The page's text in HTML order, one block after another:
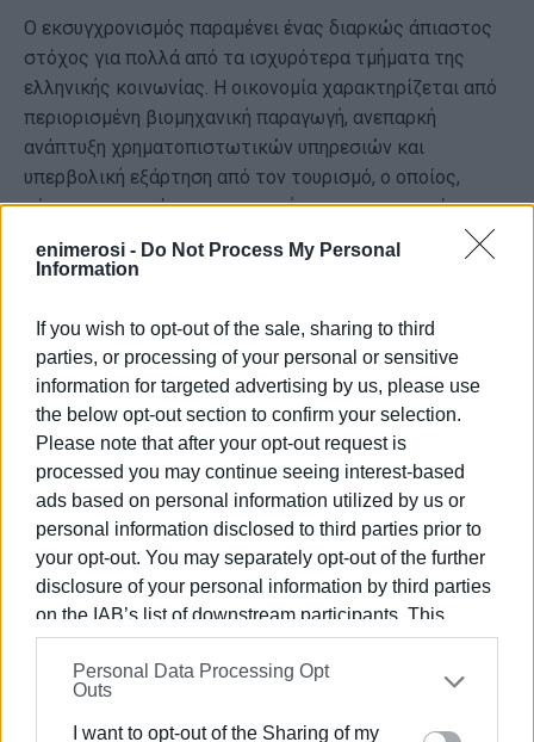
enimerosi - Do Not Process My Personal
Information
If you wish to opt-out of the sale, sharing to third
parties, or processing of your personal or sensitive
information for targeted advertising by us, please use
the below opt-out section to confirm your selection.
Please note that after your opt-out request is
processed you may continue seeing interest-based
ads based on personal information utilized by us or
personal information disclosed to third parties prior to
your opt-out. You may separately opt-out of the further
disclosure of your personal information by third parties
on the IAB’s list of downstream participants. This
information may also be disclosed by us to third parties
on theIAB’s List of Downstream Participants
that may
further disclose it to other third parties.
Personal Data Processing Opt
Outs
I want to opt-out of the Sharing of my
Ο εκσυγχρονισμός παραμένει ένας διαρκώς άπιαστος
στόχος για πολλά από τα ισχυρότερα τμήματα της
ελληνικής κοινωνίας. Η οικονομία χαρακτηρίζεται από
περιορισμένη βιομηχανική παραγωγή, ανεπαρκή
ανάπτυξη χρηματοπιστωτικών υπηρεσιών και
υπερβολική εξάρτηση από τον τουρισμό, ο οποίος,
σύμφωνα με πρόσφατες εκτιμήσεις, αντιστοιχεί σε
περισσότερο από το 30% του ΑΕΠ. Πολλοί θεωρούν
αυτό το στοιχείο ανησυχητικό, καθώς αντανακλά μια
αντίστοιχα ασταμάτητη προσφορά.
Τον περασμένο μήνα η Τράπεζα της Ελλάδος
προειδοποίησε όχι μόνο για τον κίνδυνο του
υπερτουρισμού, αλλά και για τις επιπτώσεις της
κλιματικής αλλαγής στο μέλλον του τουρισμού.
Πρόκειται για προειδοποίηση που ο κλάδος και οι
κρατικοί φορείς δεν μπορούν να αγνοήσουν, δεδομένης
της σημασίας του για την οικονομία.
Ο ίδιος ο τουριστικός τομέας βρίσκεται σε διαρκή
και στη μεγάλη ευθύνη του κράτους να εξασφαλίζει τις
υποδομές που απαιτούνται για τη διατήρησή του:
επάρκεια νερού, διαχείριση απορριμμάτων, αλλά και